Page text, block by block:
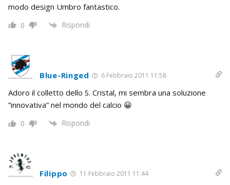
modo design Umbro fantastico.
0 Rispondi
Blue-Ringed 6 Febbraio 2011 11:58
Adoro il colletto dello S. Cristal, mi sembra una soluzione
”innovativa” nel mondo del calcio 😀
0 Rispondi
Filippo 11 Febbraio 2011 11:44